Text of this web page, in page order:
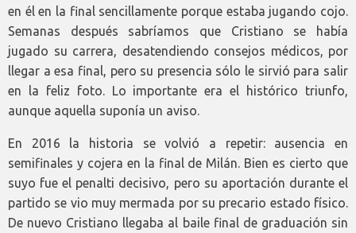
en él en la final sencillamente porque estaba jugando cojo.
Semanas después sabríamos que Cristiano se había
jugado su carrera, desatendiendo consejos médicos, por
llegar a esa final, pero su presencia sólo le sirvió para salir
en la feliz foto. Lo importante era el histórico triunfo,
aunque aquella suponía un aviso.
En 2016 la historia se volvió a repetir: ausencia en
semifinales y cojera en la final de Milán. Bien es cierto que
suyo fue el penalti decisivo, pero su aportación durante el
partido se vio muy mermada por su precario estado físico.
De nuevo Cristiano llegaba al baile final de graduación sin